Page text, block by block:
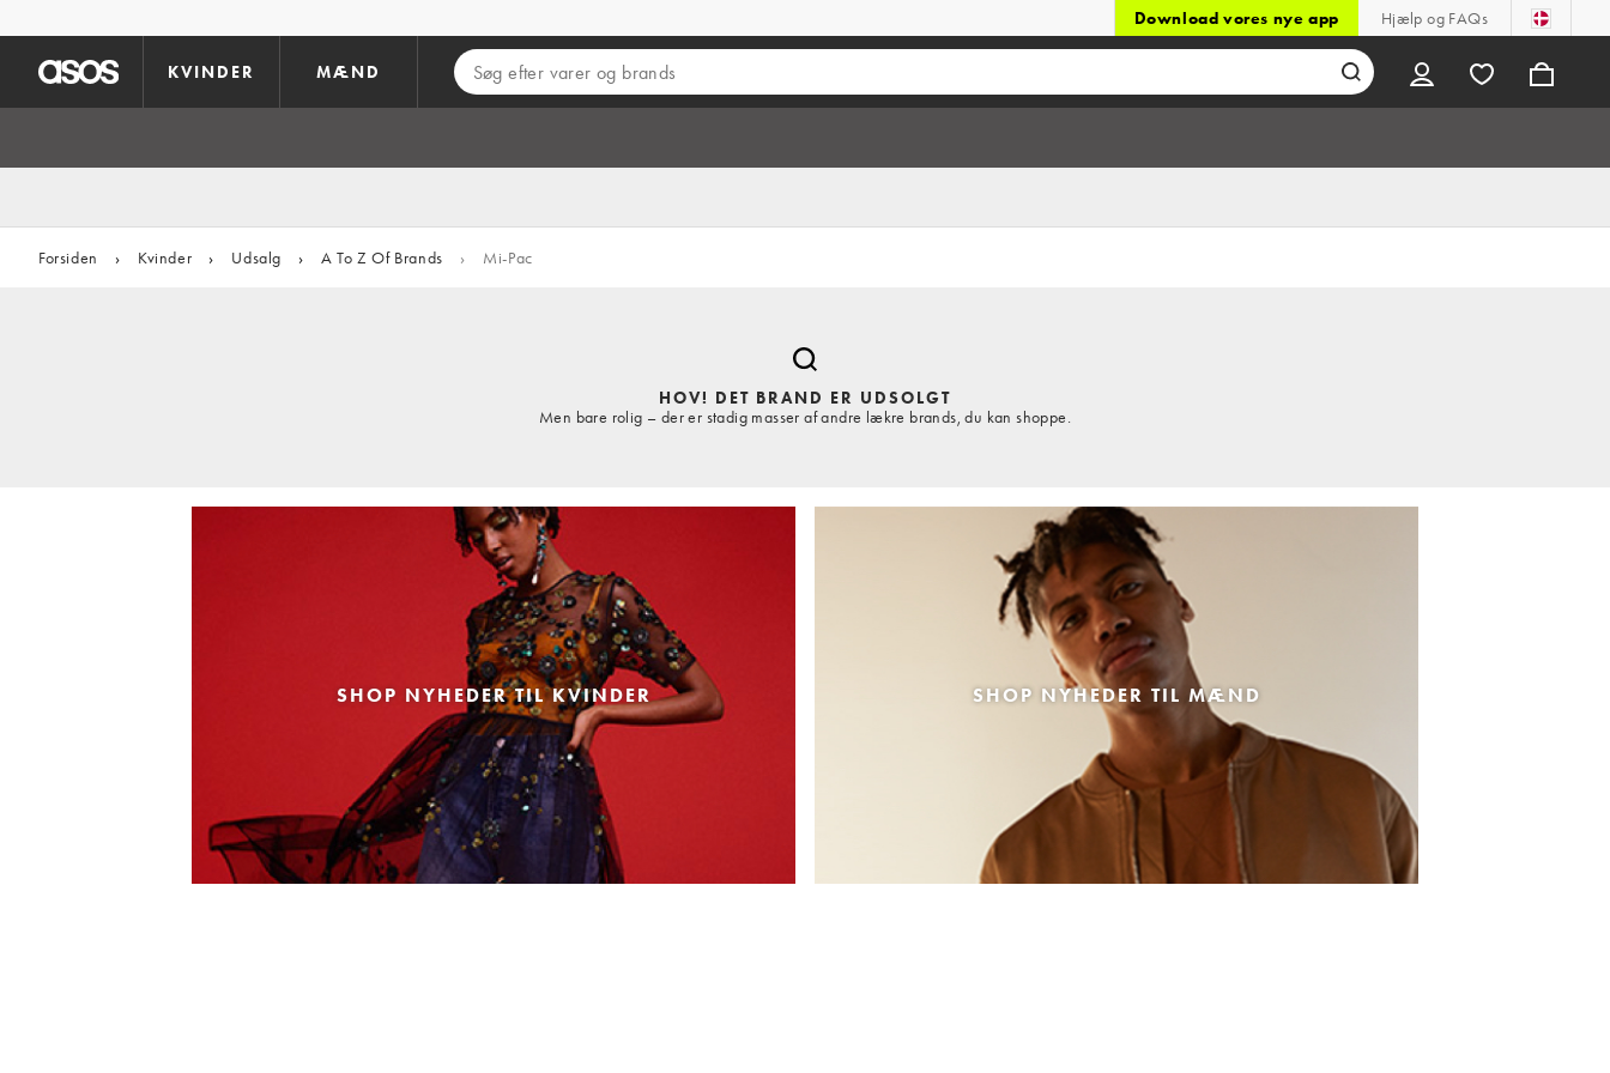
Download vores nye app Hjælp og FAQs
KVINDER MÆND
Forsiden › Kvinder › Udsalg › A To Z Of Brands › Mi-Pac
HOV! DET BRAND ER UDSOLGT
Men bare rolig – der er stadig masser af andre lækre brands, du kan shoppe.
SHOP NYHEDER TIL KVINDER SHOP NYHEDER TIL MÆND